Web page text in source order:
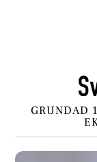
GRUNDAD